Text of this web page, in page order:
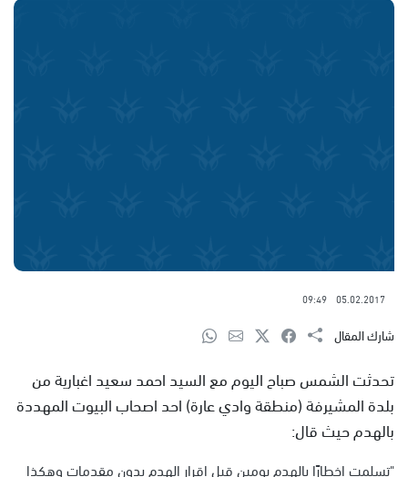
05.02.2017
09:49
شارك المقال
تحدثت الشمس صباح اليوم مع السيد احمد سعيد اغبارية من
بلدة المشيرفة (منطقة وادي عارة) احد اصحاب البيوت المهددة
بالهدم حيث قال:
"تسلمت اخطارًا بالهدم يومين قبل اقرار الهدم بدون مقدمات وهكذا